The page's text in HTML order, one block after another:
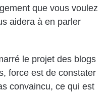
que vous voulez
aidera à en parler
le projet des blogs
force est de constater
convaincu, ce qui est